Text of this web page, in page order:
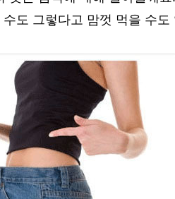
도 그렇다고 맘껏 먹을 수